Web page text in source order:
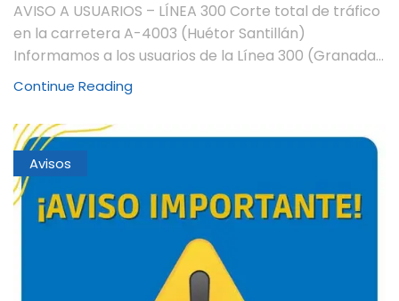
AVISO A USUARIOS – LÍNEA 300 Corte total de tráfico
en la carretera A-4003 (Huétor Santillán)
Informamos a los usuarios de la Línea 300 (Granada...
Continue Reading
Avisos